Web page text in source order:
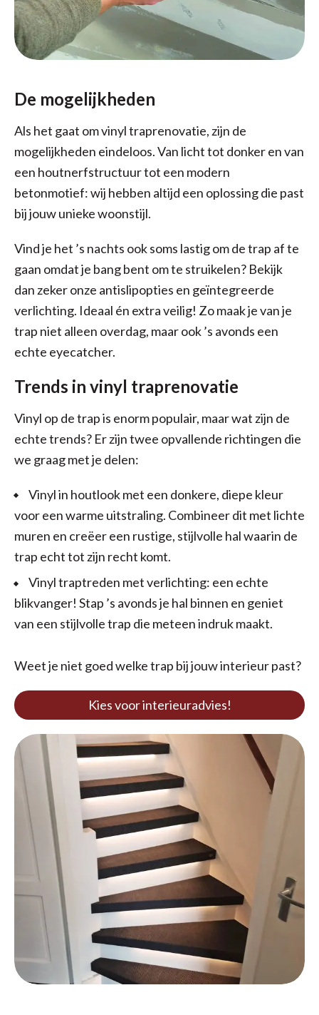
De mogelijkheden
Als het gaat om vinyl traprenovatie, zijn de
mogelijkheden eindeloos. Van licht tot donker en van
een houtnerfstructuur tot een modern
betonmotief: wij hebben altijd een oplossing die past
bij jouw unieke woonstijl.
Vind je het ’s nachts ook soms lastig om de trap af te
gaan omdat je bang bent om te struikelen? Bekijk
dan zeker onze antislipopties en geïntegreerde
verlichting. Ideaal én extra veilig! Zo maak je van je
trap niet alleen overdag, maar ook ’s avonds een
echte eyecatcher.
Trends in vinyl traprenovatie
Vinyl op de trap is enorm populair, maar wat zijn de
echte trends? Er zijn twee opvallende richtingen die
we graag met je delen:
Vinyl in houtlook met een donkere, diepe kleur
voor een warme uitstraling. Combineer dit met lichte
muren en creëer een rustige, stijlvolle hal waarin de
trap echt tot zijn recht komt.
Vinyl traptreden met verlichting: een echte
blikvanger! Stap ’s avonds je hal binnen en geniet
van een stijlvolle trap die meteen indruk maakt.
Weet je niet goed welke trap bij jouw interieur past?
Kies voor interieuradvies!